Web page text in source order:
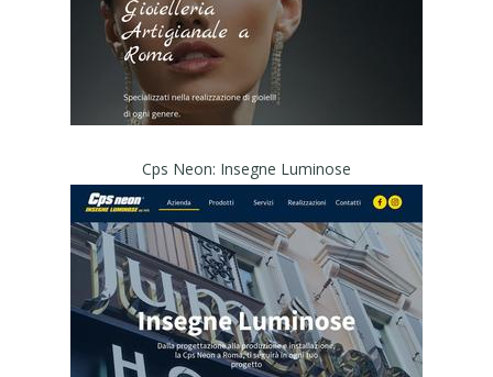
Cps Neon: Insegne Luminose